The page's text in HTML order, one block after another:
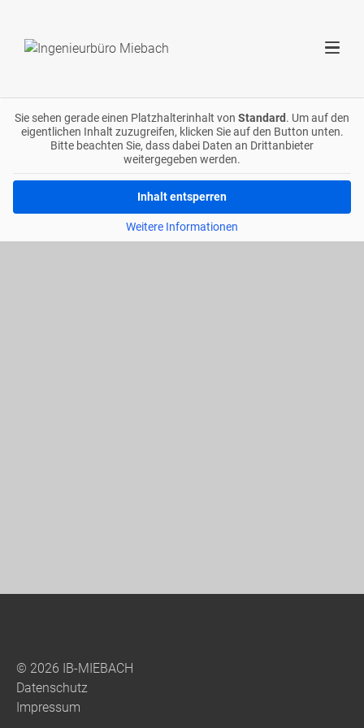
Sie sehen gerade einen Platzhalterinhalt von Standard . Um auf den
eigentlichen Inhalt zuzugreifen, klicken Sie auf den Button unten.
Bitte beachten Sie, dass dabei Daten an Drittanbieter
weitergegeben werden.
Inhalt entsperren
Weitere Informationen
© 2026 IB-MIEBACH
Datenschutz
Impressum